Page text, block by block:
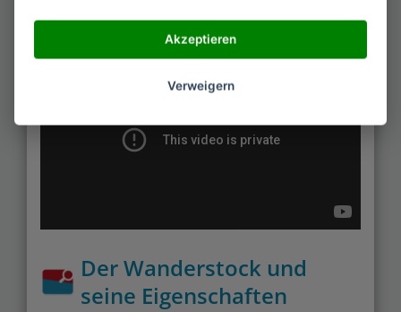
Der Wanderstock und
seine Eigenschaften
Akzeptieren
Verweigern